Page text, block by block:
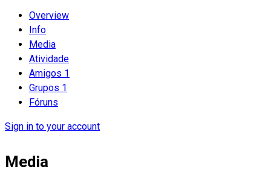
Overview
Info
Media
Atividade
Amigos 1
Grupos 1
Fóruns
Sign in to your account
Media